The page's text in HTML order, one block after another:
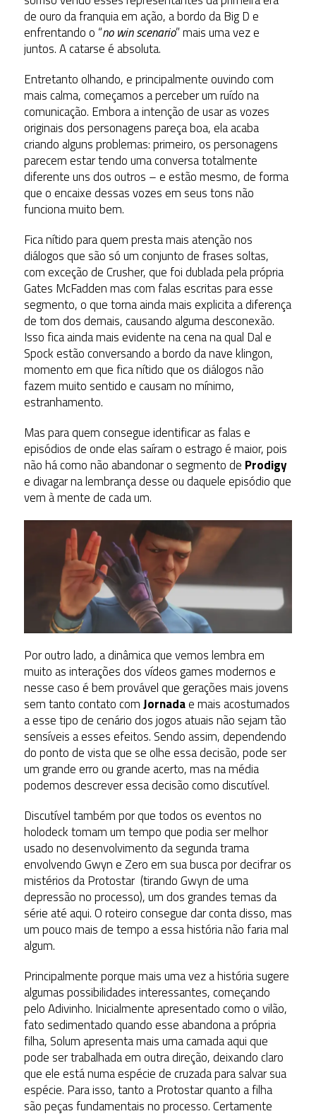
de ouro da franquia em ação, a bordo da Big D e
enfrentando o “no win scenario” mais uma vez e
juntos. A catarse é absoluta.
Entretanto olhando, e principalmente ouvindo com
mais calma, começamos a perceber um ruído na
comunicação. Embora a intenção de usar as vozes
originais dos personagens pareça boa, ela acaba
criando alguns problemas: primeiro, os personagens
parecem estar tendo uma conversa totalmente
diferente uns dos outros – e estão mesmo, de forma
que o encaixe dessas vozes em seus tons não
funciona muito bem.
Fica nítido para quem presta mais atenção nos
diálogos que são só um conjunto de frases soltas,
com exceção de Crusher, que foi dublada pela própria
Gates McFadden mas com falas escritas para esse
segmento, o que torna ainda mais explicita a diferença
de tom dos demais, causando alguma desconexão.
Isso fica ainda mais evidente na cena na qual Dal e
Spock estão conversando a bordo da nave klingon,
momento em que fica nítido que os diálogos não
fazem muito sentido e causam no mínimo,
estranhamento.
Mas para quem consegue identificar as falas e
episódios de onde elas saíram o estrago é maior, pois
não há como não abandonar o segmento de Prodigy
e divagar na lembrança desse ou daquele episódio que
vem à mente de cada um.
Por outro lado, a dinâmica que vemos lembra em
muito as interações dos vídeos games modernos e
nesse caso é bem provável que gerações mais jovens
sem tanto contato comJornadae mais acostumados
a esse tipo de cenário dos jogos atuais não sejam tão
sensíveis a esses efeitos. Sendo assim, dependendo
do ponto de vista que se olhe essa decisão, pode ser
um grande erro ou grande acerto, mas na média
podemos descrever essa decisão como discutível.
Discutível também por que todos os eventos no
holodeck tomam um tempo que podia ser melhor
usado no desenvolvimento da segunda trama
envolvendo Gwyn e Zero em sua busca por decifrar os
mistérios da Protostar (tirando Gwyn de uma
depressão no processo), um dos grandes temas da
série até aqui. O roteiro consegue dar conta disso, mas
um pouco mais de tempo a essa história não faria mal
algum.
Principalmente porque mais uma vez a história sugere
algumas possibilidades interessantes, começando
pelo Adivinho. Inicialmente apresentado como o vilão,
fato sedimentado quando esse abandona a própria
filha, Solum apresenta mais uma camada aqui que
pode ser trabalhada em outra direção, deixando claro
que ele está numa espécie de cruzada para salvar sua
espécie. Para isso, tanto a Protostar quanto a filha
são peças fundamentais no processo. Certamente